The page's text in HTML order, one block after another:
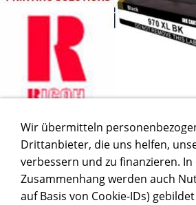
Wir übermitteln
Drittanbieter, die uns helfen,
verbessern und zu finanzieren. In
Zusammenhang werden auch
auf Basis von Cookie-IDs)